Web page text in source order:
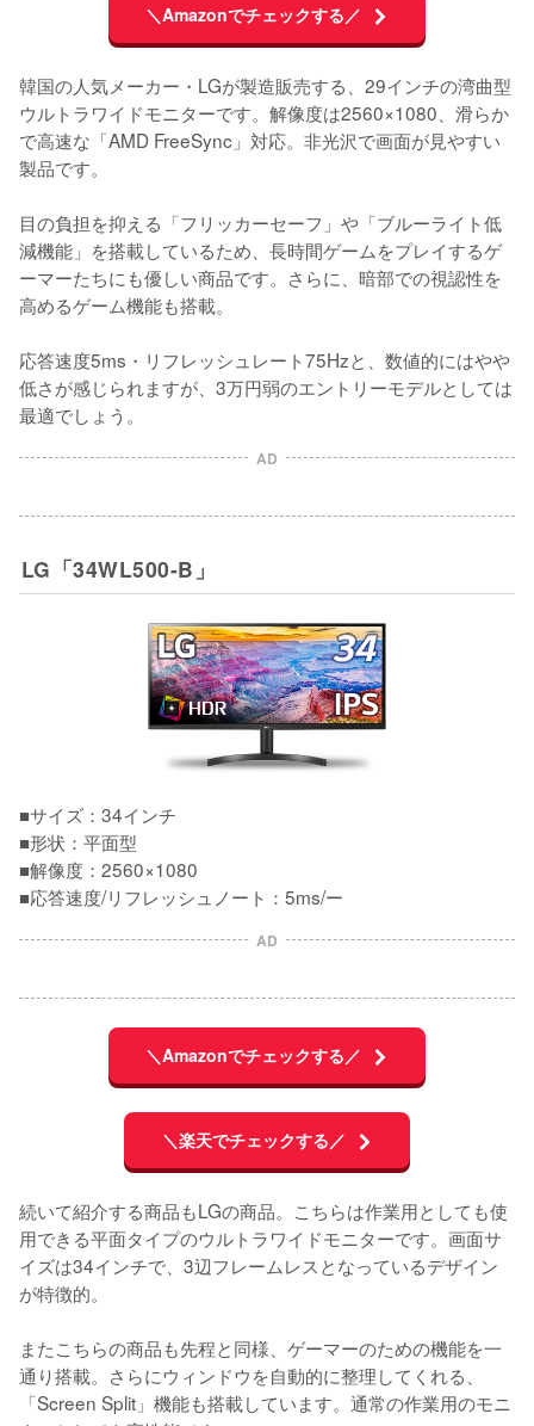
＼Amazonでチェックする／
韓国の人気メーカー・LGが製造販売する、29インチの湾曲型
ウルトラワイドモニターです。解像度は2560×1080、滑らか
で高速な「AMD FreeSync」対応。非光沢で画面が見やすい
製品です。
目の負担を抑える「フリッカーセーフ」や「ブルーライト低
減機能」を搭載しているため、長時間ゲームをプレイするゲ
ーマーたちにも優しい商品です。さらに、暗部での視認性を
高めるゲーム機能も搭載。
応答速度5ms・リフレッシュレート75Hzと、数値的にはやや
低さが感じられますが、3万円弱のエントリーモデルとしては
最適でしょう。
AD
LG「34WL500-B」
■サイズ：34インチ
■形状：平面型
■解像度：2560×1080
■応答速度/リフレッシュノート：5ms/ー
AD
＼Amazonでチェックする／
＼楽天でチェックする／
続いて紹介する商品もLGの商品。こちらは作業用としても使
用できる平面タイプのウルトラワイドモニターです。画面サ
イズは34インチで、3辺フレームレスとなっているデザイン
が特徴的。
またこちらの商品も先程と同様、ゲーマーのための機能を一
通り搭載。さらにウィンドウを自動的に整理してくれる、
「Screen Split」機能も搭載しています。通常の作業用のモニ